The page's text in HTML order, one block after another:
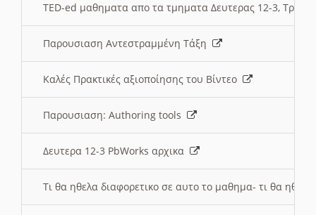
TED-ed μαθηματα απο τα τμηματα Δευτερας 12-3,
Παρουσιαση Αντεστραμμένη Τάξη
Καλές Πρακτικές αξιοποίησης του Βίντεο
Παρουσιαση: Authoring tools
Δευτερα 12-3 PbWorks αρχικα
Τι θα ηθελα διαφορετικο σε αυτο το μαθημα- τι θα